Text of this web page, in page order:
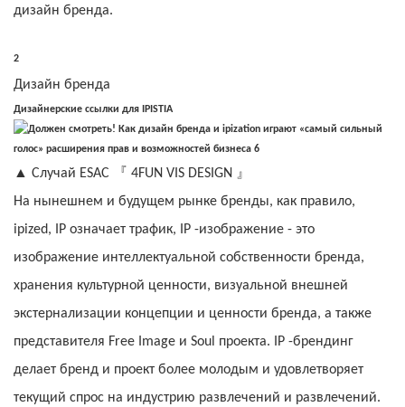
дизайн бренда.
2
Дизайн бренда
Дизайнерские ссылки для IPISTIA
▲ Случай ESAC 『 4FUN VIS DESIGN 』
На нынешнем и будущем рынке бренды, как правило,
ipized, IP означает трафик, IP -изображение - это
изображение интеллектуальной собственности бренда,
хранения культурной ценности, визуальной внешней
экстернализации концепции и ценности бренда, а также
представителя Free Image и Soul проекта. IP -брендинг
делает бренд и проект более молодым и удовлетворяет
текущий спрос на индустрию развлечений и развлечений.